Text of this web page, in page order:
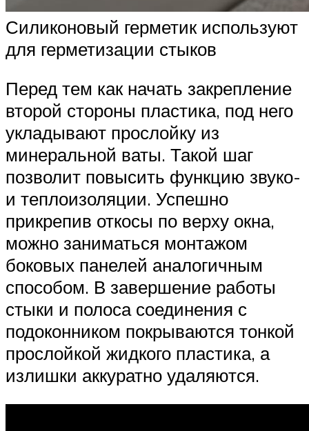
Силиконовый герметик используют
для герметизации стыков
Перед тем как начать закрепление
второй стороны пластика, под него
укладывают прослойку из
минеральной ваты. Такой шаг
позволит повысить функцию звуко-
и теплоизоляции. Успешно
прикрепив откосы по верху окна,
можно заниматься монтажом
боковых панелей аналогичным
способом. В завершение работы
стыки и полоса соединения с
подоконником покрываются тонкой
прослойкой жидкого пластика, а
излишки аккуратно удаляются.